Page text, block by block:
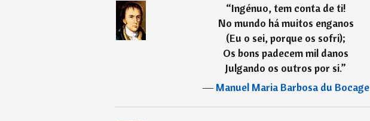
“Ingénuo, tem conta de ti!
No mundo há muitos enganos
(Eu o sei, porque os sofri);
Os bons padecem mil danos
Julgando os outros por si.”
―Manuel Maria Barbosa du Bocage